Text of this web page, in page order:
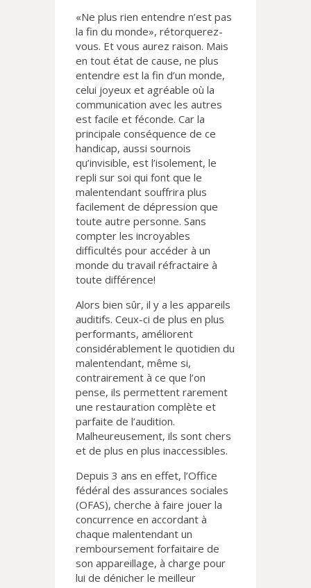
«Ne plus rien entendre n’est pas
la fin du monde», rétorquerez-
vous. Et vous aurez raison. Mais
en tout état de cause, ne plus
entendre est la fin d’un monde,
celui joyeux et agréable où la
communication avec les autres
est facile et féconde. Car la
principale conséquence de ce
handicap, aussi sournois
qu’invisible, est l’isolement, le
repli sur soi qui font que le
malentendant souffrira plus
facilement de dépression que
toute autre personne. Sans
compter les incroyables
difficultés pour accéder à un
monde du travail réfractaire à
toute différence!
Alors bien sûr, il y a les appareils
auditifs. Ceux-ci de plus en plus
performants, améliorent
considérablement le quotidien du
malentendant, même si,
contrairement à ce que l’on
pense, ils permettent rarement
une restauration complète et
parfaite de l’audition.
Malheureusement, ils sont chers
et de plus en plus inaccessibles.
Depuis 3 ans en effet, l’Office
fédéral des assurances sociales
(OFAS), cherche à faire jouer la
concurrence en accordant à
chaque malentendant un
remboursement forfaitaire de
son appareillage, à charge pour
lui de dénicher le meilleur